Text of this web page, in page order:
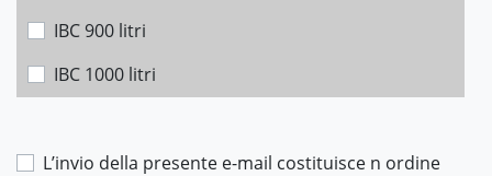
IBC 900 litri
IBC 1000 litri
L’invio della presente e-mail costituisce n ordine